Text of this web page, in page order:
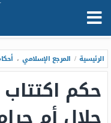
الرئيسية / المرجع الإسلامي ،
حكم